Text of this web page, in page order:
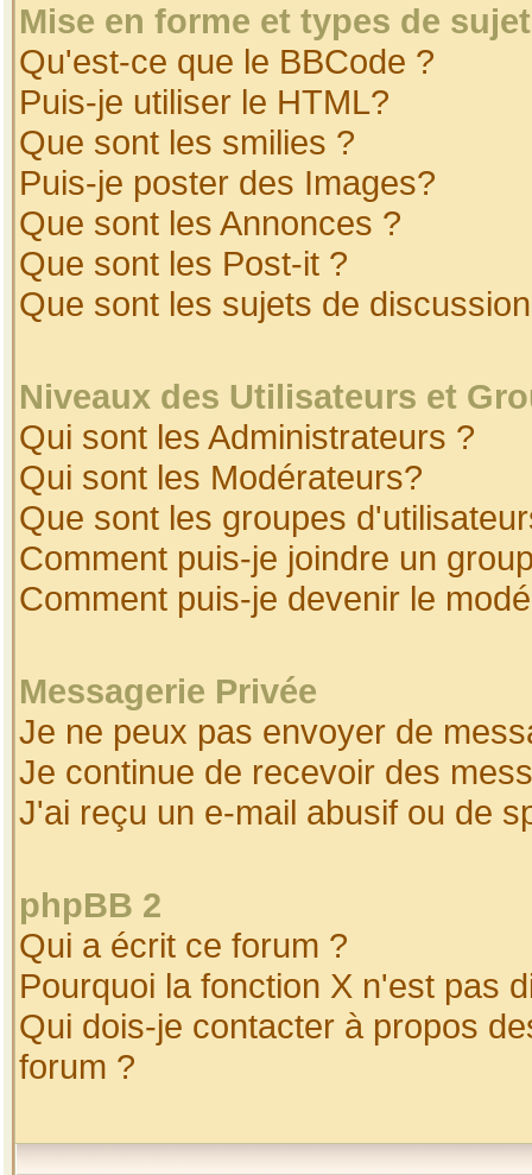
Mise en forme et types de
Qu'est-ce que le BBCode ?
Puis-je utiliser le HTML?
Que sont les smilies ?
Puis-je poster des Images?
Que sont les Annonces ?
Que sont les Post-it ?
Que sont les sujets de
Niveaux des Utilisateurs et
Qui sont les Administrateurs ?
Qui sont les Modérateurs?
Que sont les groupes
Comment puis-je joindre un
Comment puis-je devenir le
Messagerie Privée
Je ne peux pas envoyer de
Je continue de recevoir des
J'ai reçu un e-mail abusif ou de
phpBB 2
Qui a écrit ce forum ?
Pourquoi la fonction X n'est pas
Qui dois-je contacter à propos
forum ?